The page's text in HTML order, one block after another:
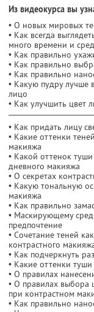
Из видеокурса вы
• О новых мировых
• Как всегда
много времени и
• Как правильно
• Как правильно
• Как правильно
• Какую пудру лучше
лицо
• Как улучшить цвет
• Как придать лицу
• Какие оттенки
макияжа
• Какой оттенок
дневного макияжа
• О секретах
• Какую тональную
макияжа
• Как правильно
• Маскирующему
предпочтение
• Сочетание теней
контрастного
• Как подчеркнуть
• Какие оттенки
• О правилах
• О правилах выбора
при контрастном
• Как правильно